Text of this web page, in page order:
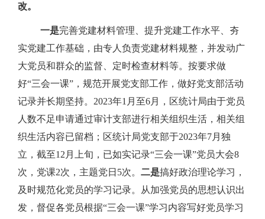
改。
一是完善党建材料管理、提升党建工作水平、夯
实党建工作基础，由专人负责党建材料规整，并发动广
大党员和群众的监督、定时检查材料等。按要求做
好“三会一课”，规范开展党支部工作，做好党支部活动
记录并长期坚持。 2023年1 月至6月，区统计局由于党员
人数不足申请通过审计支部进行相关组织生活，相关组
织生活内容已留档；区统计局党支部于2023年7月独
立，截至12 月上旬，已如实记录“三会一课”党员大会8
次，党课2次，主题党日 5次。 二是搞好政治理论学习，
及时规范化党员的学习记录。从加强党员的思想认识出
发，督促各党员根据“三会一课”学习内容写好党员学习